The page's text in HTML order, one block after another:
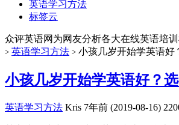
英语学习方法
标签云
众评英语网为网友分析各大在线英语培
> 英语学习方法 > 小孩几岁开始学英语好
小孩几岁开始学英语好？
英语学习方法 Kris 7年前 (2019-08-16)